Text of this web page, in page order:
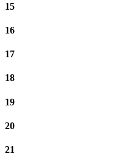
15
16
17
18
19
20
21